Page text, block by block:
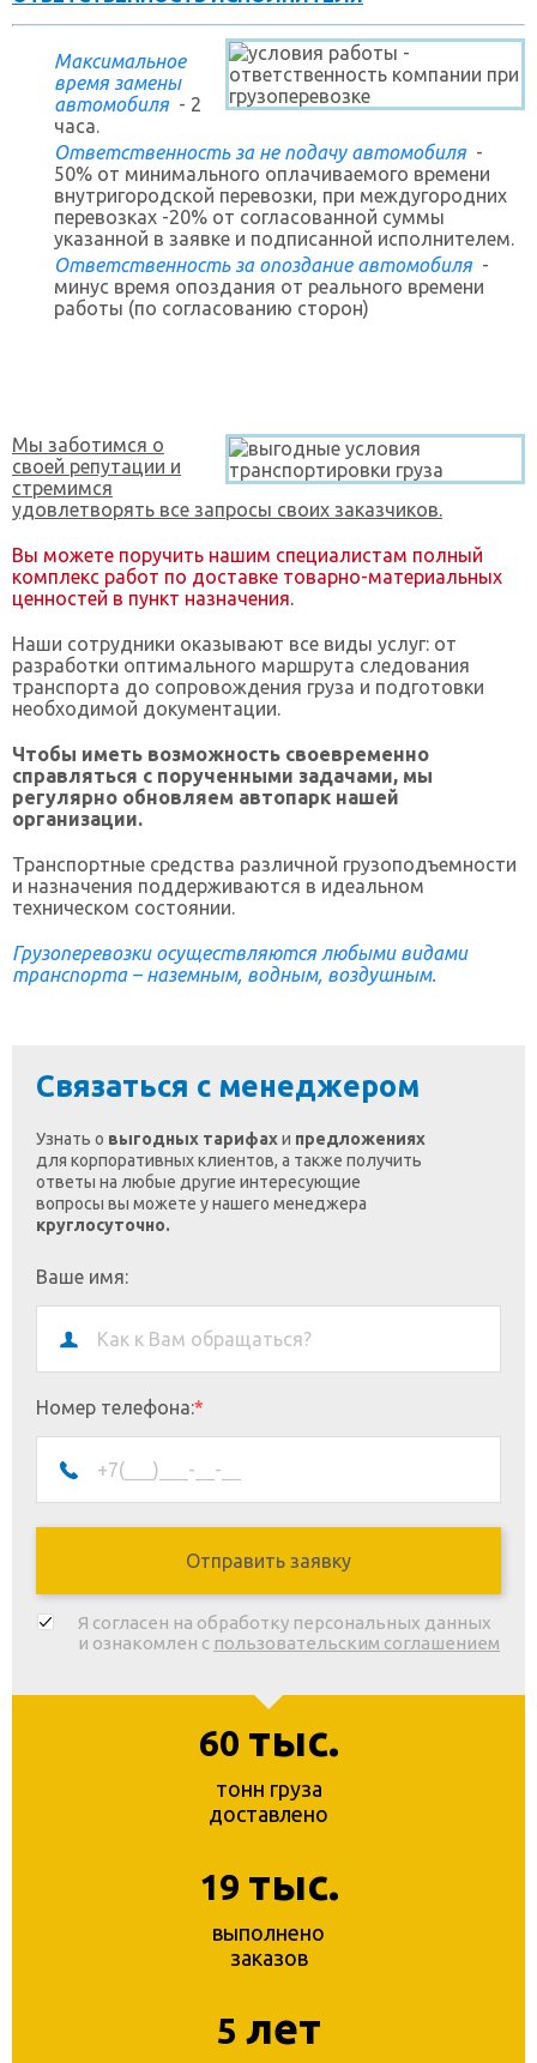
Максимальное
время замены
автомобиля- 2
часа.
Ответственность за не подачу автомобиля -
50% от минимального оплачиваемого времени
внутригородской перевозки, при междугородних
перевозках -20% от согласованной суммы
указанной в заявке и подписанной исполнителем.
Ответственность за опоздание автомобиля -
минус время опоздания от реального времени
работы (по согласованию сторон)
Мы заботимся о
своей репутации и
стремимся
удовлетворять все запросы своих заказчиков.
Вы можете поручить нашим специалистам полный
комплекс работ по доставке товарно-материальных
ценностей в пункт назначения.
Наши сотрудники оказывают все виды услуг: от
разработки оптимального маршрута следования
транспорта до сопровождения груза и подготовки
необходимой документации.
Чтобы иметь возможность своевременно
справляться с порученными задачами, мы
регулярно обновляем автопарк нашей
организации.
Транспортные средства различной грузоподъемности
и назначения поддерживаются в идеальном
техническом состоянии.
Грузоперевозки осуществляются любыми видами
транспорта – наземным, водным, воздушным.
Связаться с менеджером
Узнать о выгодных тарифахи предложениях
для корпоративных клиентов, а также получить
ответы на любые другие интересующие
вопросы вы можете у нашего менеджера
круглосуточно.
Ваше имя:
Номер телефона:*
Я согласен на обработку персональных данных
и ознакомлен с пользовательским соглашением
60 тыс.
тонн груза
доставлено
19 тыс.
выполнено
заказов
5 лет